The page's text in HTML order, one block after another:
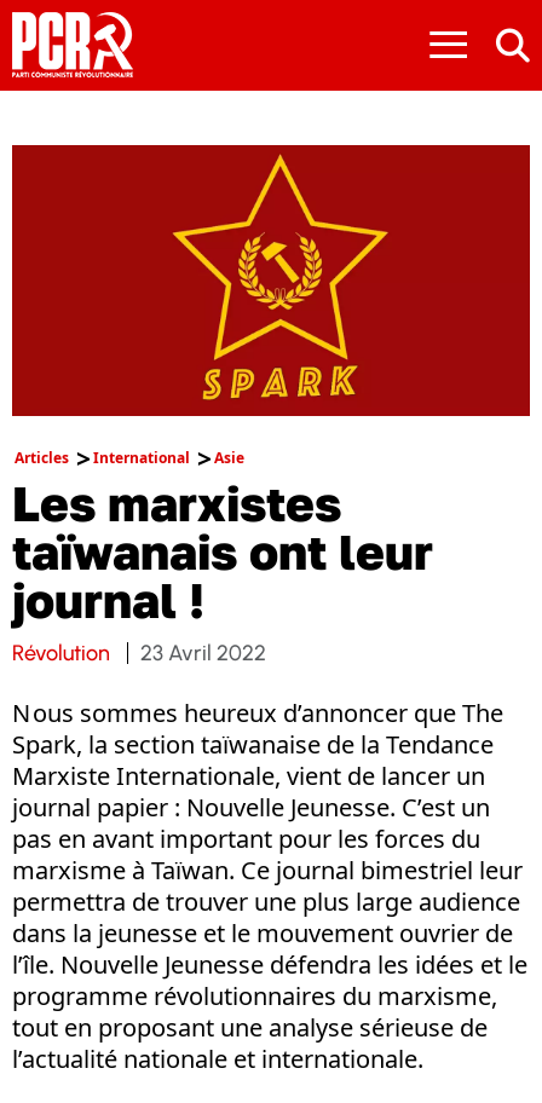
≡
Articles International Asie
Les marxistes
taïwanais ont leur
journal !
Révolution 23 Avril 2022
N ous sommes heureux d’annoncer que The
Spark, la section taïwanaise de la Tendance
Marxiste Internationale, vient de lancer un
journal papier : Nouvelle Jeunesse. C’est un
pas en avant important pour les forces du
marxisme à Taïwan. Ce journal bimestriel leur
permettra de trouver une plus large audience
dans la jeunesse et le mouvement ouvrier de
l’île. Nouvelle Jeunesse défendra les idées et le
programme révolutionnaires du marxisme,
tout en proposant une analyse sérieuse de
l’actualité nationale et internationale.